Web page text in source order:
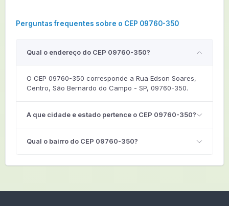
Perguntas frequentes sobre o CEP 09760-350
Qual o endereço do CEP 09760-350?
O CEP 09760-350 corresponde a Rua Edson Soares,
Centro, São Bernardo do Campo - SP, 09760-350.
A que cidade e estado pertence o CEP 09760-350?
Qual o bairro do CEP 09760-350?